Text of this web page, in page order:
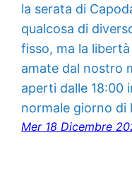
la serata di
qualcosa di
fisso, ma la
amate dal nostro
aperti dalle 18:00
normale giorno di
Mer 18 Dicembre